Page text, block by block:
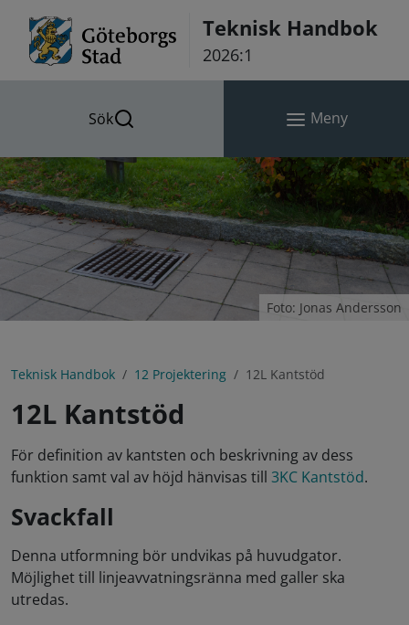
Teknisk Handbok
2026:1
Sök Meny
Foto: Jonas Andersson
Teknisk Handbok 12 Projektering 12L Kantstöd
12L Kantstöd
För definition av kantsten och beskrivning av dess
funktion samt val av höjd hänvisas till 3KC Kantstöd.
Svackfall
Denna utformning bör undvikas på huvudgator.
Möjlighet till linjeavvatningsränna med galler ska
utredas.